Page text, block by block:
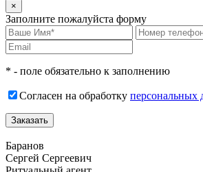
×
Заполните пожалуйста форму
* - поле обязательно к заполнению
Согласен на обработку персональных
Баранов
Сергей Сергеевич